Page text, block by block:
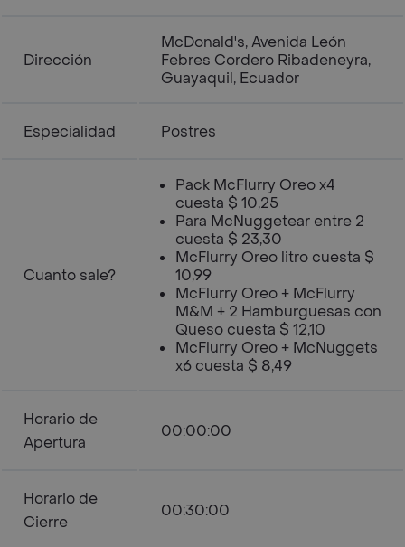
Dirección
McDonald's, Avenida León
Febres Cordero Ribadeneyra,
Guayaquil, Ecuador
Especialidad Postres
Cuanto sale?
Pack McFlurry Oreo x4
cuesta $ 10,25
Para McNuggetear entre 2
cuesta $ 23,30
McFlurry Oreo litro cuesta $
10,99
McFlurry Oreo + McFlurry
M&M + 2 Hamburguesas con
Queso cuesta $ 12,10
McFlurry Oreo + McNuggets
x6 cuesta $ 8,49
Horario de
Apertura
00:00:00
Horario de
Cierre
00:30:00